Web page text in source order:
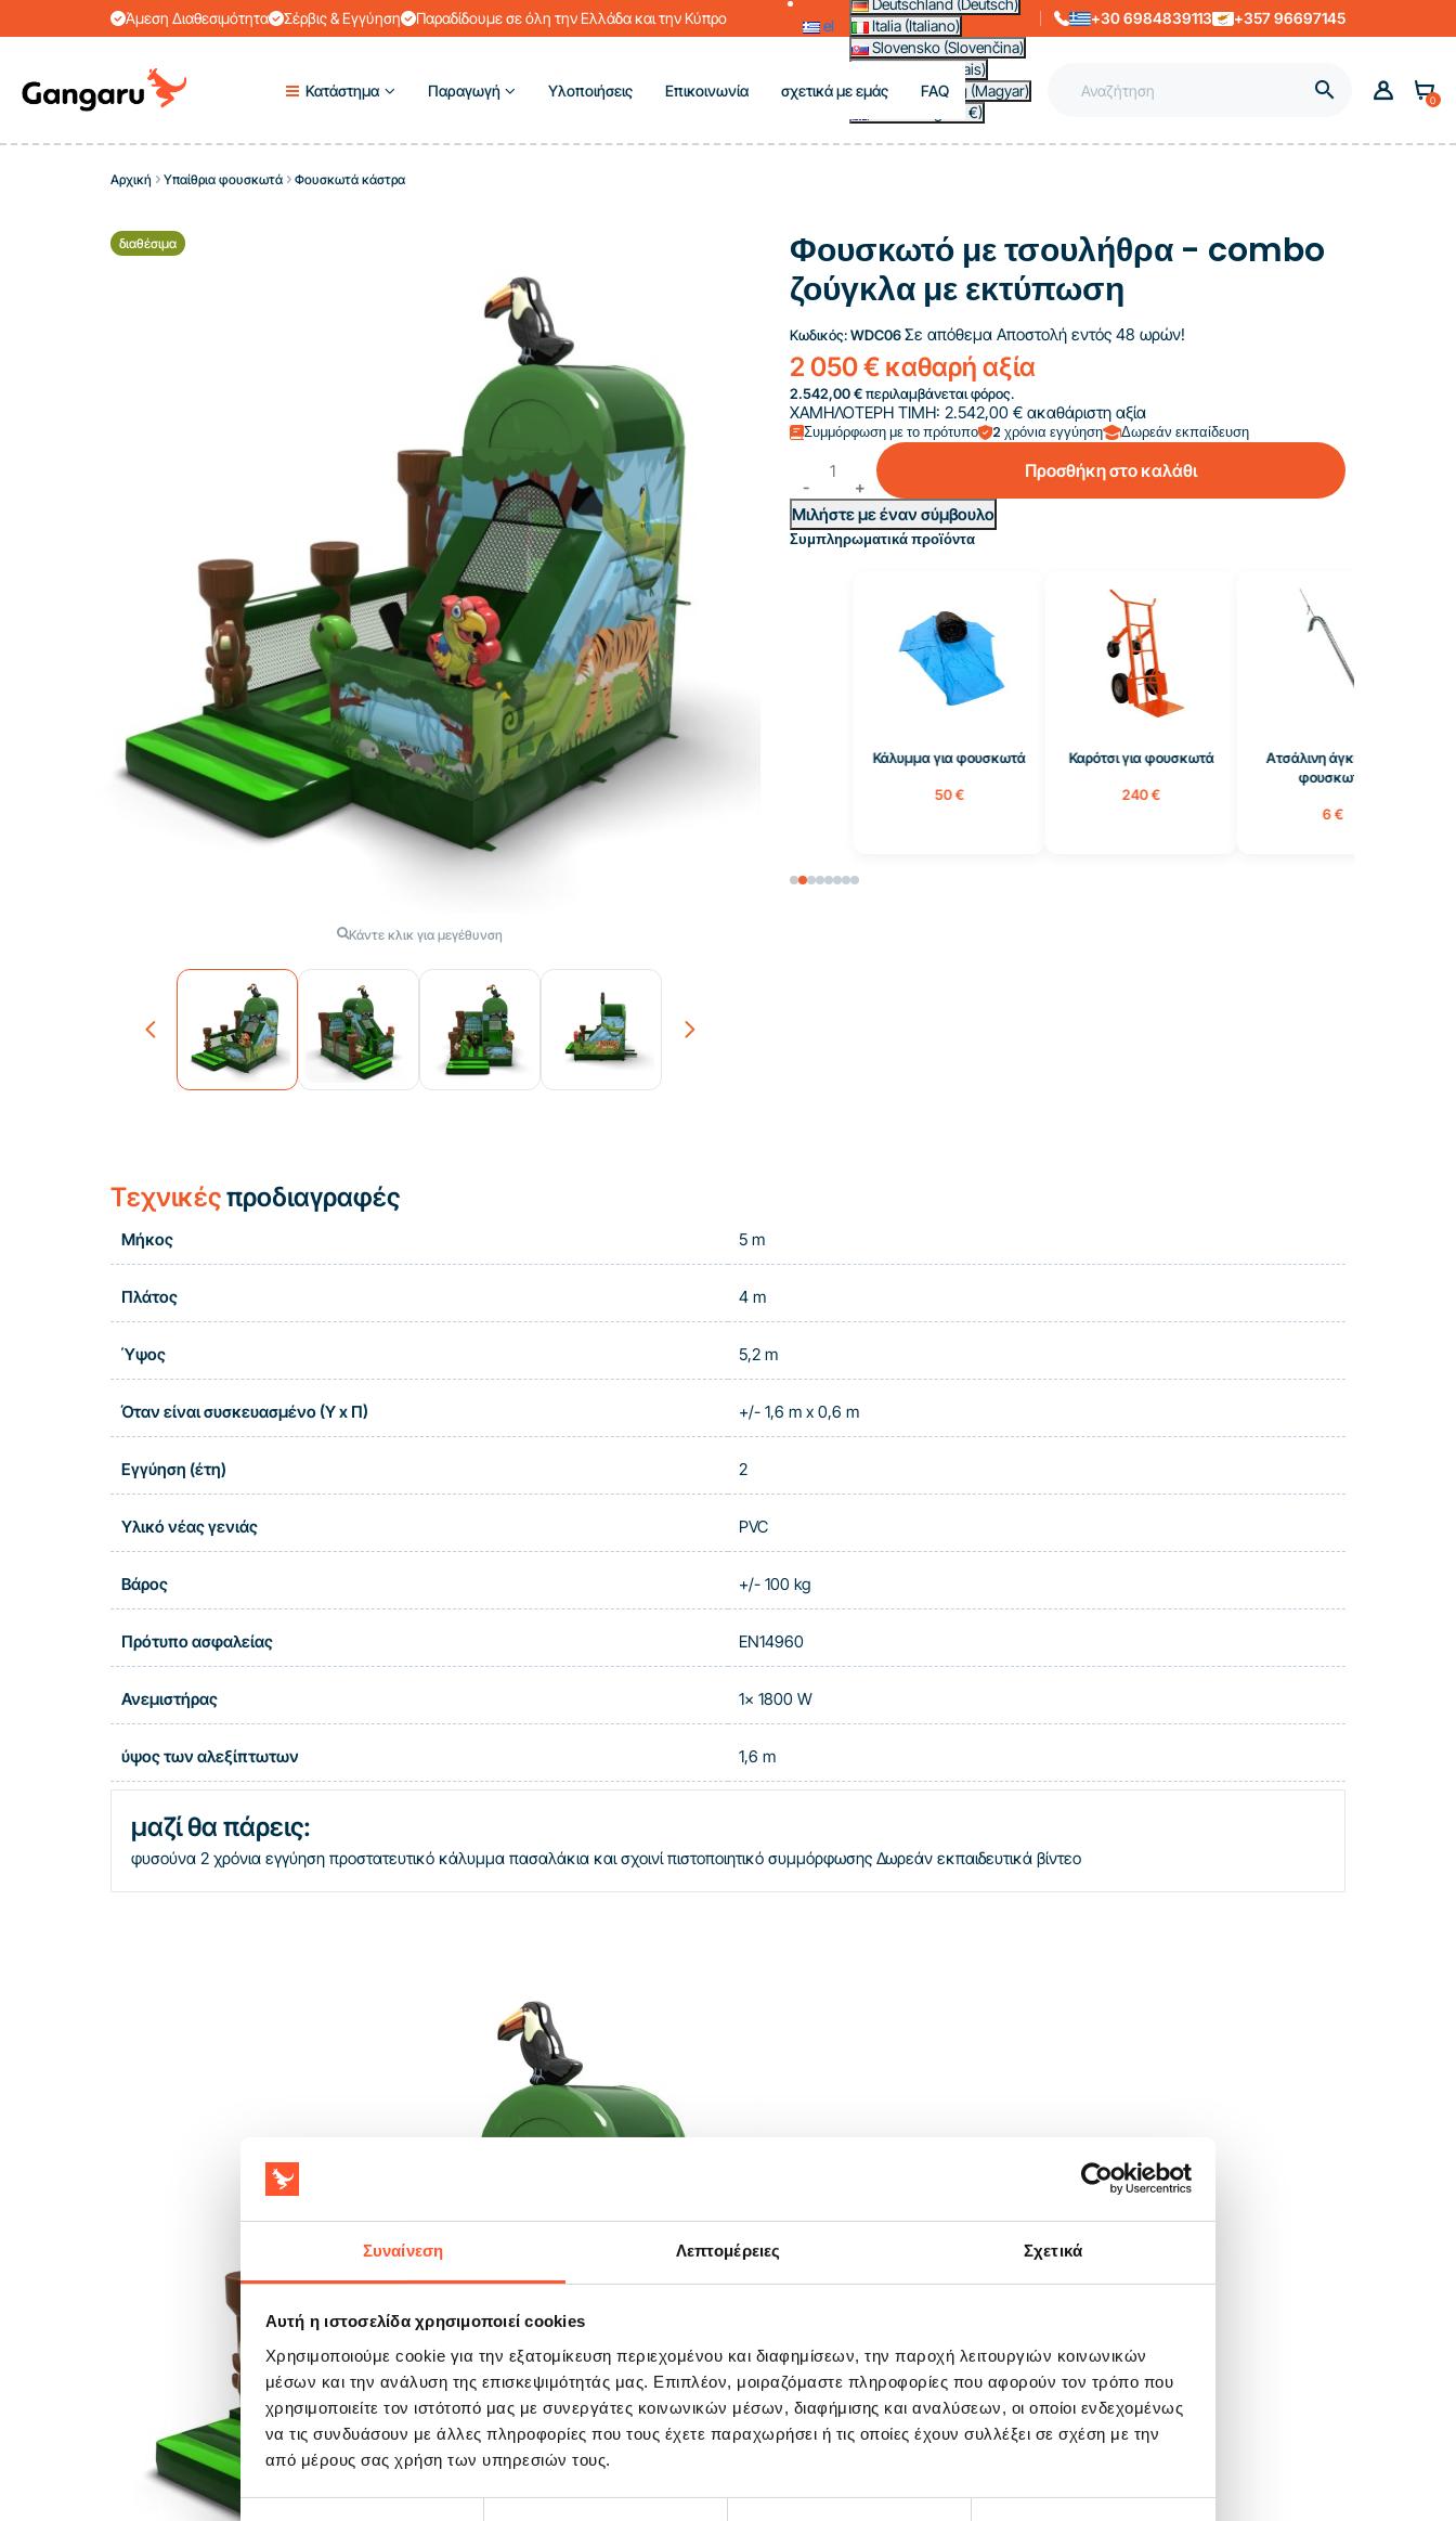
Συναίνεση Λεπτομέρειες Σχετικά
Αυτή η ιστοσελίδα χρησιμοποιεί cookies
Χρησιμοποιούμε cookie για την εξατομίκευση περιεχομένου και διαφημίσεων, την παροχή λειτουργιών κοινωνικών
μέσων και την ανάλυση της επισκεψιμότητάς μας. Επιπλέον, μοιραζόμαστε πληροφορίες που αφορούν τον τρόπο που
χρησιμοποιείτε τον ιστότοπό μας με συνεργάτες κοινωνικών μέσων, διαφήμισης και αναλύσεων, οι οποίοι ενδεχομένως
να τις συνδυάσουν με άλλες πληροφορίες που τους έχετε παραχωρήσει ή τις οποίες έχουν συλλέξει σε σχέση με την
από μέρους σας χρήση των υπηρεσιών τους.
Επιλογή
Άμεση Διαθεσιμότητα Σέρβις & Εγγύηση Παραδίδουμε σε όλη την Ελλάδα και την Κύπρο el
Deutschland (Deutsch)
Italia (Italiano)
Slovensko (Slovenčina)
France (Français)
Magyarország (Magyar)
Other (English €)
+30 6984839113 +357 96697145
Κατάστημα Παραγωγή Υλοποιήσεις Επικοινωνία σχετικά με εμάς FAQ  0
Αρχική Υπαίθρια φουσκωτά Φουσκωτά κάστρα
διαθέσιμα
Κάντε κλικ για μεγέθυνση
Previous
Φουσκωτό με τσουλήθρα - combo
ζούγκλα με εκτύπωση
Κωδικός:WDC06Σε απόθεμα Αποστολή εντός 48 ωρών!
2 050 € καθαρή αξία
2.542,00 €περιλαμβάνεται φόρος.
ΧΑΜΗΛΟΤΕΡΗ ΤΙΜΗ: 2.542,00 € ακαθάριστη αξία
Συμμόρφωση με το πρότυπο
2 χρόνια εγγύηση Δωρεάν εκπαίδευση
Προσθήκη στο καλάθι
Μιλήστε με έναν σύμβουλο
Συμπληρωματικά προϊόντα
Κάλυμμα για φουσκωτά Καρότσι για φουσκωτά
Ατσάλινη άγκυρα για
Τεχνικέςπροδιαγραφές
Μήκος 5 m
Πλάτος 4 m
Ύψος 5,2 m
Όταν είναι συσκευασμένο (Υ x Π) +/- 1,6 m x 0,6 m
Εγγύηση (έτη) 2
Υλικό νέας γενιάς PVC
Βάρος +/- 100 kg
Πρότυπο ασφαλείας EN14960
Ανεμιστήρας 1x 1800 W
ύψος των αλεξίπτωτων 1,6 m
μαζί θα πάρεις:
φυσούνα 2 χρόνια εγγύηση προστατευτικό κάλυμμα πασαλάκια και σχοινίπιστοποιητικό συμμόρφωσης Δωρεάν εκπαιδευτικά βίντεο